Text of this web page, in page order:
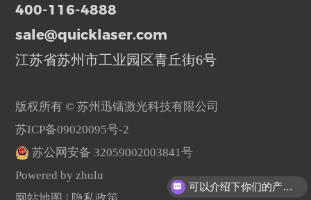
400-116-4888
sale@quicklaser.com
江苏省苏州市工业园区青丘街6号
版权所有 © 苏州迅镭激光科技有限公司
苏ICP备09020095号-2
苏公网安备 32059002003841号
Powered by zhulu
可以介绍下你们的产品么？